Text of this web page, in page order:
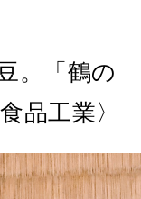
。「鶴の
品工業〉